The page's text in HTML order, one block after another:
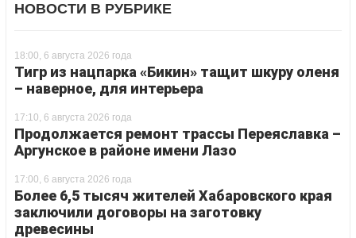
НОВОСТИ В РУБРИКЕ
18:00, 6 августа 2026 года
Тигр из нацпарка «Бикин» тащит шкуру оленя
– наверное, для интерьера
17:10, 6 августа 2026 года
Продолжается ремонт трассы Переяславка –
Аргунское в районе имени Лазо
17:00, 6 августа 2026 года
Более 6,5 тысяч жителей Хабаровского края
заключили договоры на заготовку
древесины